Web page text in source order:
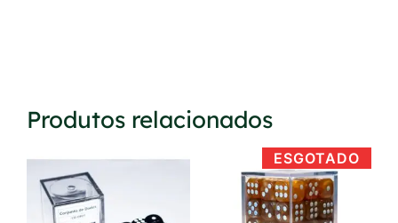
Produtos relacionados
ESGOTADO